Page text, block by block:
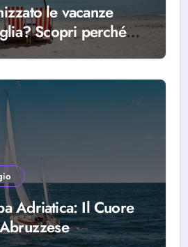
le vacanze
Scopri perché
Adriatica
Adriatica: Il Cuore